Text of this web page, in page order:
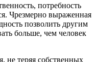
потребность
Чрезмерно выраженная
позволить другим
больше, чем человек
не теряя собственных